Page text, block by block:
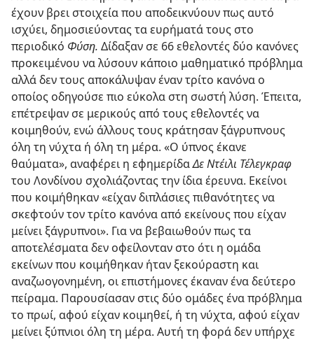
έχουν βρει στοιχεία που αποδεικνύουν πως αυτό
ισχύει, δημοσιεύοντας τα ευρήματά τους στο
περιοδικό Φύση. Δίδαξαν σε 66 εθελοντές δύο κανόνες
προκειμένου να λύσουν κάποιο μαθηματικό πρόβλημα
αλλά δεν τους αποκάλυψαν έναν τρίτο κανόνα ο
οποίος οδηγούσε πιο εύκολα στη σωστή λύση. Έπειτα,
επέτρεψαν σε μερικούς από τους εθελοντές να
κοιμηθούν, ενώ άλλους τους κράτησαν ξάγρυπνους
όλη τη νύχτα ή όλη τη μέρα. «Ο ύπνος έκανε
θαύματα», αναφέρει η εφημερίδαΔε Ντέιλι Τέλεγκραφ
του Λονδίνου σχολιάζοντας την ίδια έρευνα. Εκείνοι
που κοιμήθηκαν «είχαν διπλάσιες πιθανότητες να
σκεφτούν τον τρίτο κανόνα από εκείνους που είχαν
μείνει ξάγρυπνοι». Για να βεβαιωθούν πως τα
αποτελέσματα δεν οφείλονταν στο ότι η ομάδα
εκείνων που κοιμήθηκαν ήταν ξεκούραστη και
αναζωογονημένη, οι επιστήμονες έκαναν ένα δεύτερο
πείραμα. Παρουσίασαν στις δύο ομάδες ένα πρόβλημα
το πρωί, αφού είχαν κοιμηθεί, ή τη νύχτα, αφού είχαν
μείνει ξύπνιοι όλη τη μέρα. Αυτή τη φορά δεν υπήρχε